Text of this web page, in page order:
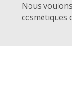
Nous
cosmétiques